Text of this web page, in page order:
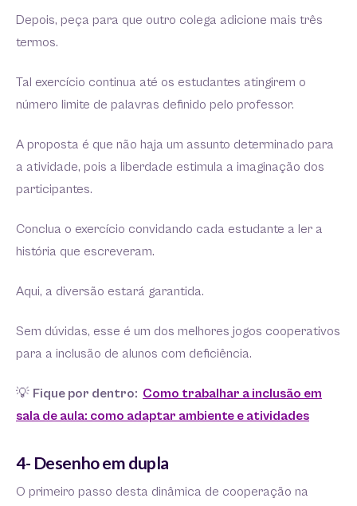
Depois, peça para que outro colega adicione mais três
termos.
Tal exercício continua até os estudantes atingirem o
número limite de palavras definido pelo professor.
A proposta é que não haja um assunto determinado para
a atividade, pois a liberdade estimula a imaginação dos
participantes.
Conclua o exercício convidando cada estudante a ler a
história que escreveram.
Aqui, a diversão estará garantida.
Sem dúvidas, esse é um dos melhores jogos cooperativos
para a inclusão de alunos com deficiência.
💡 Fique por dentro: Como trabalhar a inclusão em
sala de aula: como adaptar ambiente e atividades
4- Desenho em dupla
O primeiro passo desta dinâmica de cooperação na